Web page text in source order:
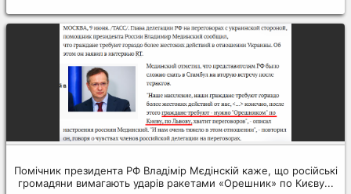
Помічник президента РФ Владімір Мєдінскій каже, що російські
громадяни вимагають ударів ракетами «Орешник» по Києву...